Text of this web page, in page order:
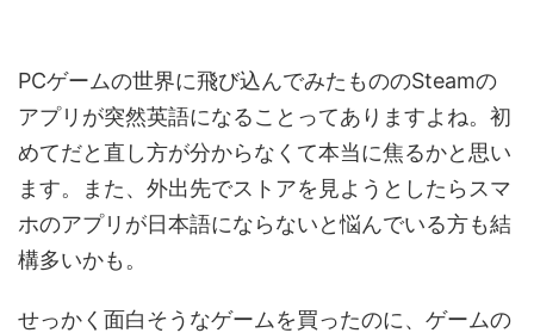
PCゲームの世界に飛び込んでみたもののSteamの
アプリが突然英語になることってありますよね。初
めてだと直し方が分からなくて本当に焦るかと思い
ます。また、外出先でストアを見ようとしたらスマ
ホのアプリが日本語にならないと悩んでいる方も結
構多いかも。
せっかく面白そうなゲームを買ったのに、ゲームの